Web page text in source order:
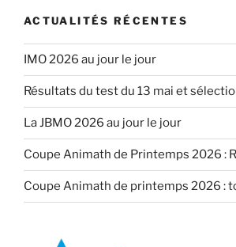
ACTUALITÉS RÉCENTES
IMO 2026 au jour le jour
Résultats du test du 13 mai et
La JBMO 2026 au jour le jour
Coupe Animath de Printemps 2026 :
Coupe Animath de printemps 2026 :